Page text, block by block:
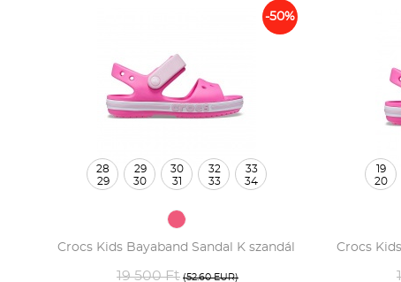
-50%
Crocs Kids Bayaband Sandal K szandál
19 500 Ft (52.60 EUR)
28
29
29
30
30
31
32
33
33
34
Crocs
19
20